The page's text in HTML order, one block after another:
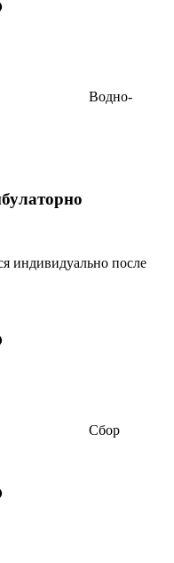
Водно-
индивидуально после
Сбор